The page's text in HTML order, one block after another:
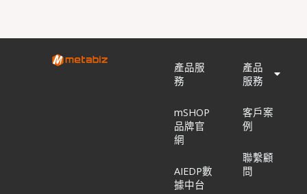
產品服
務
mSHOP
品牌官
網
AIEDP數
據中台
產品
服務
客戶案
例
聯繫顧
問